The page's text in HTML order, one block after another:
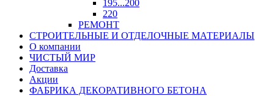
195...200
220
РЕМОНТ
СТРОИТЕЛЬНЫЕ И ОТДЕЛОЧНЫЕ МАТЕРИАЛЫ
О компании
ЧИСТЫЙ МИР
Доставка
Акции
ФАБРИКА ДЕКОРАТИВНОГО БЕТОНА